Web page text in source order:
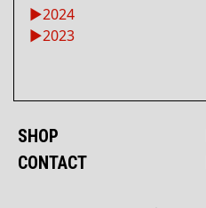
►2024
►2023
SHOP
CONTACT